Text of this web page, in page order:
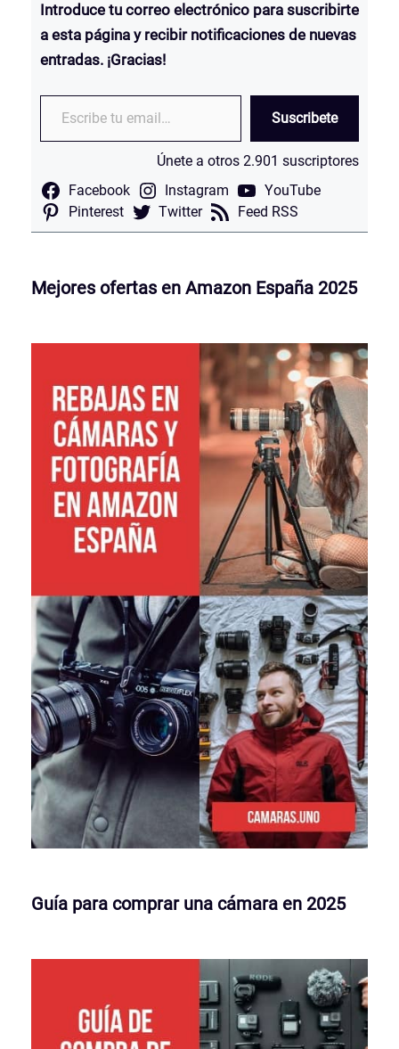
Introduce tu correo electrónico para suscribirte
a esta página y recibir notificaciones de nuevas
entradas. ¡Gracias!
Escribe tu email…
Suscribete
Únete a otros 2.901 suscriptores
Facebook Instagram
YouTube
Pinterest
Twitter Feed RSS
Mejores ofertas en Amazon España 2025
Guía para comprar una cámara en 2025